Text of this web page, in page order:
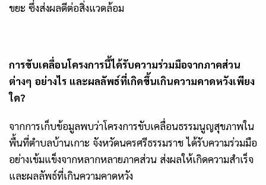
ขยะ ซึ่งส่งผลดีต่อสิ่งแวดล้อม
การขับเคลื่อนโครงการนี้ได้รับความร่วมมือจากภาคส่วน
ต่างๆ อย่างไร และผลลัพธ์ที่เกิดขึ้นเกินความคาดหวังเพียง
ใด?
จากการเก็บข้อมูลพบว่าโครงการขับเคลื่อนธรรมนูญสุขภาพใน
พื้นที่ตำบลบ้านเกาะ จังหวัดนครศรีธรรมราช ได้รับความร่วมมือ
อย่างเข้มแข็งจากหลากหลายภาคส่วน ส่งผลให้เกิดความสำเร็จ
และผลลัพธ์ที่เกินความคาดหวัง